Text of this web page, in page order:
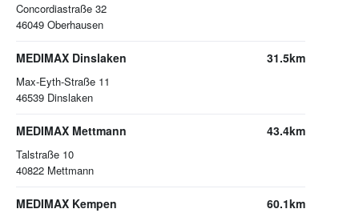
Concordiastraße 32
46049 Oberhausen
MEDIMAX Dinslaken
Max-Eyth-Straße 11
46539 Dinslaken
31.5km
MEDIMAX Mettmann
Talstraße 10
40822 Mettmann
43.4km
MEDIMAX Kempen 60.1km